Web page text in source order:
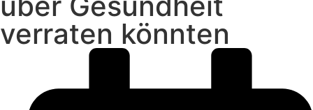
verraten könnten